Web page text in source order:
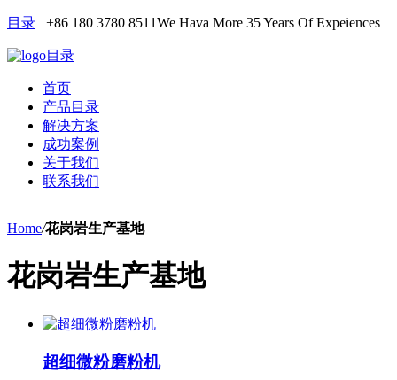
目录 +86 180 3780 8511We Hava More 35 Years Of Expeiences
目录
首页
产品目录
解决方案
成功案例
关于我们
联系我们
Home/花岗岩生产基地
花岗岩生产基地
超细微粉磨粉机